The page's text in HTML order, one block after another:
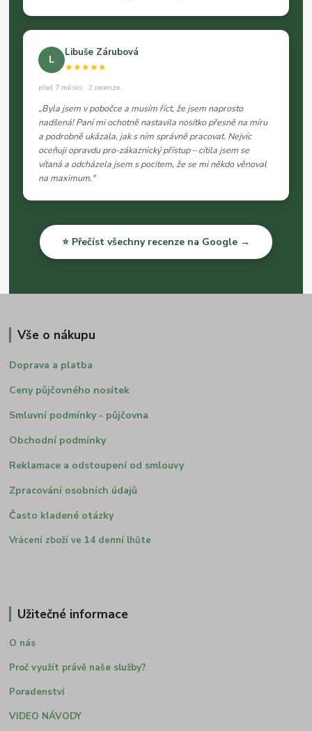
L
Libuše Zárubová
★★★★★
před 7 měsíci · 2 recenze
„Byla jsem v pobočce a musím říct, že jsem naprosto
nadšená! Paní mi ochotně nastavila nosítko přesně na míru
a podrobně ukázala, jak s ním správně pracovat. Nejvíc
oceňuji opravdu pro-zákaznický přístup – cítila jsem se
vítaná a odcházela jsem s pocitem, že se mi někdo věnoval
na maximum."
⭐ Přečíst všechny recenze na Google →
Vše o nákupu
Doprava a platba
Ceny půjčovného nosítek
Smluvní podmínky - půjčovna
Obchodní podmínky
Reklamace a odstoupení od smlouvy
Zpracování osobních údajů
Často kladené otázky
Vrácení zboží ve 14 denní lhůte
Užitečné informace
O nás
Proč využít právě naše služby?
Poradenství
VIDEO NÁVODY